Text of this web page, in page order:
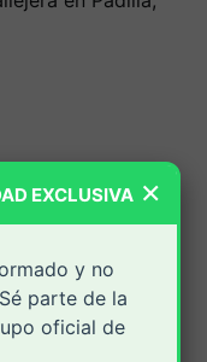
de una riña
La Ceiba del
al exponer que
jueves 28 de
×
EXCLUSIVA
y no
parte de la
oficial de